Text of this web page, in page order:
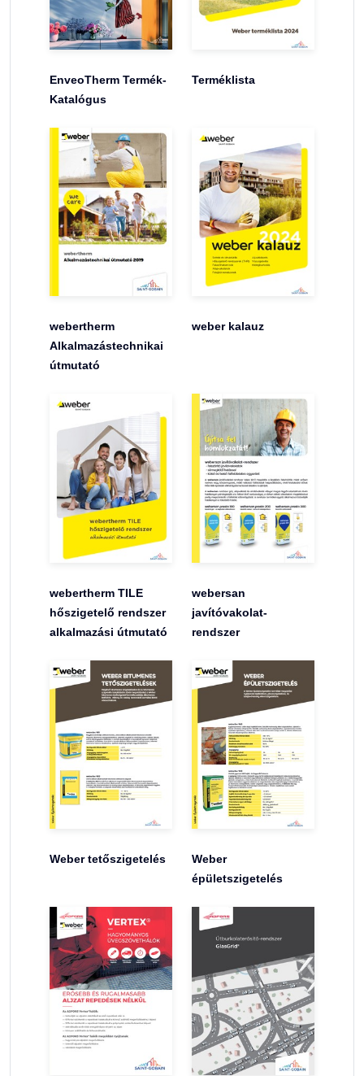
EnveoTherm Termék-
Katalógus
Terméklista
webertherm
Alkalmazástechnikai
útmutató
weber kalauz
webertherm TILE
hőszigetelő rendszer
alkalmazási útmutató
webersan
javítóvakolat-
rendszer
Weber tetőszigetelés
Weber
épületszigetelés